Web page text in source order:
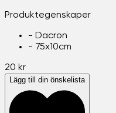
Produktegenskaper
- Dacron
- 75x10cm
20 kr
Lägg till din önskelista